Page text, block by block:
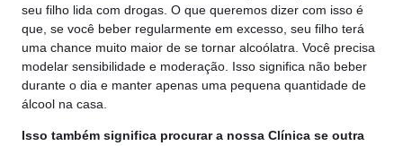
seu filho lida com drogas. O que queremos dizer com isso é
que, se você beber regularmente em excesso, seu filho terá
uma chance muito maior de se tornar alcoólatra. Você precisa
modelar sensibilidade e moderação. Isso significa não beber
durante o dia e manter apenas uma pequena quantidade de
álcool na casa.
Isso também significa procurar a nossa Clínica se outra